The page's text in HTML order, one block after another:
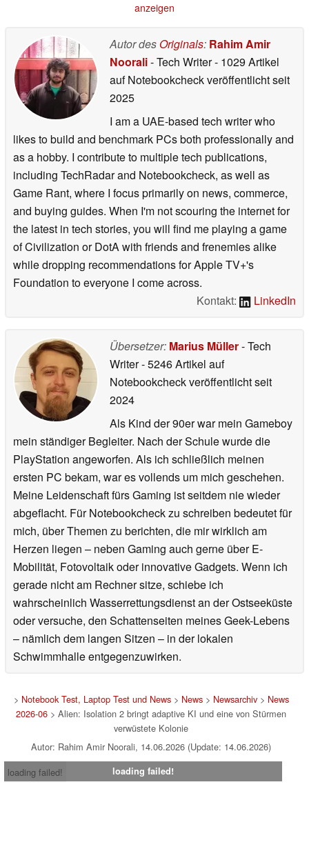
anzeigen
Autor des Originals: Rahim Amir
Noorali- Tech Writer- 1029 Artikel
auf Notebookcheck veröffentlichtseit
2025
I am a UAE-based tech writer who
likes to build and benchmark PCs both professionally and
as a hobby. I contribute to multiple tech publications,
including TechRadar and Notebookcheck, as well as
Game Rant, where I focus primarily on news, commerce,
and buying guides. When I'm not scouring the internet for
the latest in tech stories, you will find me playing a game
of Civilization or DotA with friends and frenemies alike
while dropping recommendations for Apple TV+'s
Foundation to everyone I come across.
Kontakt:
LinkedIn
Übersetzer: Marius Müller- Tech
Writer- 5246 Artikel auf
Notebookcheck veröffentlichtseit
2024
Als Kind der 90er war mein Gameboy
mein ständiger Begleiter. Nach der Schule wurde die
PlayStation angeworfen. Als ich schließlich meinen
ersten PC bekam, war es vollends um mich geschehen.
Meine Leidenschaft fürs Gaming ist seitdem nie wieder
abgeflacht. Für Notebookcheck zu schreiben bedeutet für
mich, über Themen zu berichten, die mir wirklich am
Herzen liegen – neben Gaming auch gerne über E-
Mobilität, Fotovoltaik oder innovative Gadgets. Wenn ich
gerade nicht am Rechner sitze, schiebe ich
wahrscheinlich Wasserrettungsdienst an der Ostseeküste
oder versuche, den Schattenseiten meines Geek-Lebens
– nämlich dem langen Sitzen – in der lokalen
Schwimmhalle entgegenzuwirken.
> Notebook Test, Laptop Test und News> News> Newsarchiv> News
2026-06 > Alien: Isolation 2 bringt adaptive KI und eine von Stürmen
verwüstete Kolonie
Autor: Rahim Amir Noorali, 14.06.2026 (Update: 14.06.2026)
loading failed!
loading failed!